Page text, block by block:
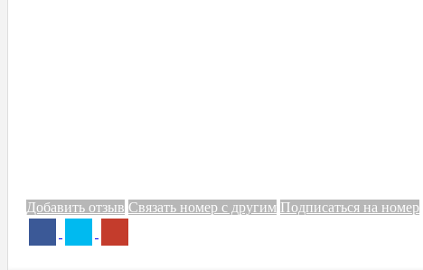
Добавить отзыв Связать номер с другим Подписаться на номер